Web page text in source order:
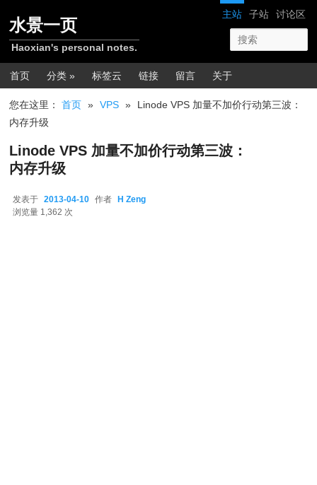
网站导航
主站 子站 讨论区
水景一页
Haoxian's personal notes.
主菜单
首页 分类 » 标签云 链接 留言 关于
您在这里：首页 » VPS »
Linode VPS 加量不加价行动第三波：
内存升级
Linode VPS 加量不加价行动第三波：
内存升级
发表于 2013-04-10 作者 H Zeng
浏览量 1,362 次